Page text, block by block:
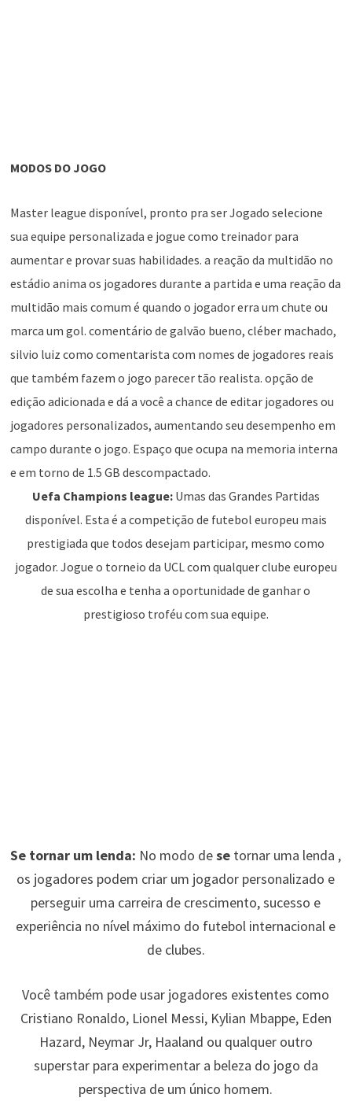
MODOS DO JOGO
Master league disponível, pronto pra ser Jogado selecione
sua equipe personalizada e jogue como treinador para
aumentar e provar suas habilidades. a reação da multidão no
estádio anima os jogadores durante a partida e uma reação da
multidão mais comum é quando o jogador erra um chute ou
marca um gol. comentário de galvão bueno, cléber machado,
silvio luiz como comentarista com nomes de jogadores reais
que também fazem o jogo parecer tão realista. opção de
edição adicionada e dá a você a chance de editar jogadores ou
jogadores personalizados, aumentando seu desempenho em
campo durante o jogo. Espaço que ocupa na memoria interna
e em torno de 1.5 GB descompactado.
Uefa Champions league:Umas das Grandes Partidas
disponível. Esta é a competição de futebol europeu mais
prestigiada que todos desejam participar, mesmo como
jogador. Jogue o torneio da UCL com qualquer clube europeu
de sua escolha e tenha a oportunidade de ganhar o
prestigioso troféu com sua equipe.
Se tornar um lenda: No modo dese tornar uma lenda ,
os jogadores podem criar um jogador personalizado e
perseguir uma carreira de crescimento, sucesso e
experiência no nível máximo do futebol internacional e
de clubes.
Você também pode usar jogadores existentes como
Cristiano Ronaldo, Lionel Messi, Kylian Mbappe, Eden
Hazard, Neymar Jr, Haaland ou qualquer outro
superstar para experimentar a beleza do jogo da
perspectiva de um único homem.